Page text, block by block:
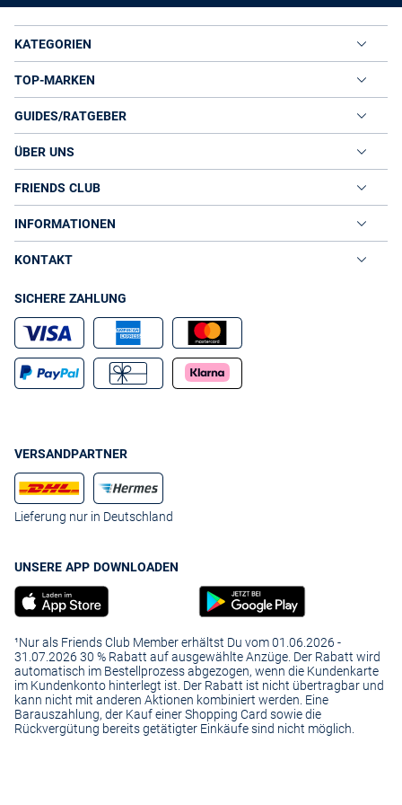
KATEGORIEN
TOP-MARKEN
GUIDES/RATGEBER
ÜBER UNS
FRIENDS CLUB
INFORMATIONEN
KONTAKT
SICHERE ZAHLUNG
VERSANDPARTNER
Lieferung nur in Deutschland
UNSERE APP DOWNLOADEN
¹Nur als Friends Club Member erhältst Du vom 01.06.2026 -
31.07.2026 30 % Rabatt auf ausgewählte Anzüge. Der Rabatt wird
automatisch im Bestellprozess abgezogen, wenn die Kundenkarte
im Kundenkonto hinterlegt ist. Der Rabatt ist nicht übertragbar und
kann nicht mit anderen Aktionen kombiniert werden. Eine
Barauszahlung, der Kauf einer Shopping Card sowie die
Rückvergütung bereits getätigter Einkäufe sind nicht möglich.